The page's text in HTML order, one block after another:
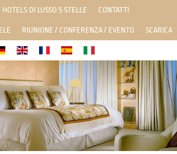
HOTELS DI LUSSO 5 STELLE CONTATTI
RIUNIONE / CONFERENZA / EVENTO SCARICA